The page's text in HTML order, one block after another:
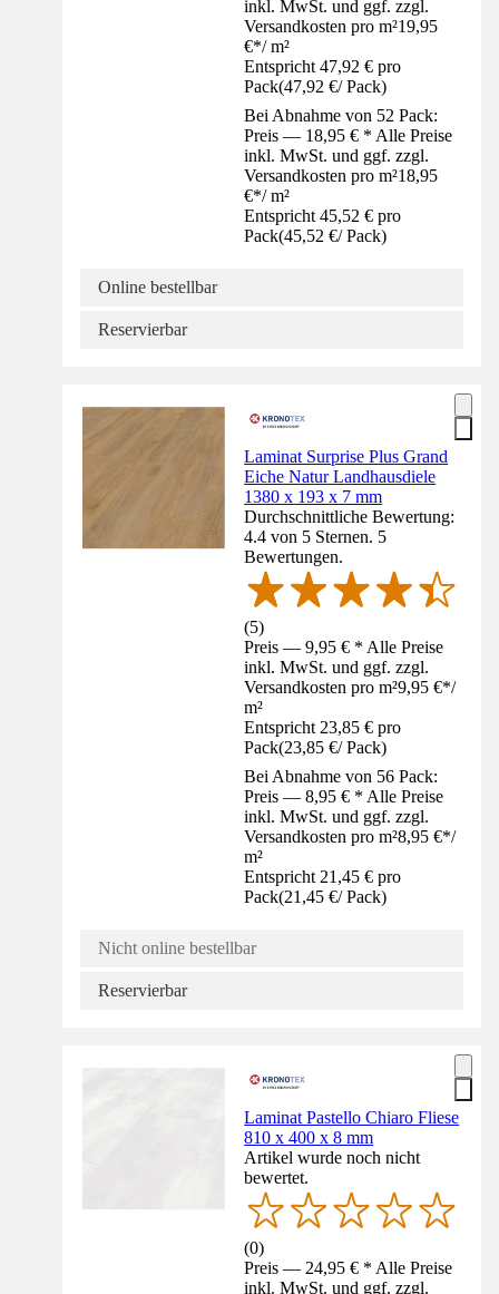
inkl. MwSt. und ggf. zzgl.
Versandkosten pro m²19,95
€*/ m²
Entspricht 47,92 € pro
Pack(47,92 €/ Pack)
Bei Abnahme von 52 Pack:
Preis — 18,95 € * Alle Preise
inkl. MwSt. und ggf. zzgl.
Versandkosten pro m²18,95
€*/ m²
Entspricht 45,52 € pro
Pack(45,52 €/ Pack)
Online bestellbar
Reservierbar
Laminat Surprise Plus Grand
Eiche Natur Landhausdiele
1380 x 193 x 7 mm
Durchschnittliche Bewertung:
4.4 von 5 Sternen. 5
Bewertungen.
(5)
Preis — 9,95 € * Alle Preise
inkl. MwSt. und ggf. zzgl.
Versandkosten pro m²9,95 €*/
m²
Entspricht 23,85 € pro
Pack(23,85 €/ Pack)
Bei Abnahme von 56 Pack:
Preis — 8,95 € * Alle Preise
inkl. MwSt. und ggf. zzgl.
Versandkosten pro m²8,95 €*/
m²
Entspricht 21,45 € pro
Pack(21,45 €/ Pack)
Nicht online bestellbar
Reservierbar
Laminat Pastello Chiaro Fliese
810 x 400 x 8 mm
Artikel wurde noch nicht
bewertet.
(0)
Preis — 24,95 € * Alle Preise
inkl. MwSt. und ggf. zzgl.